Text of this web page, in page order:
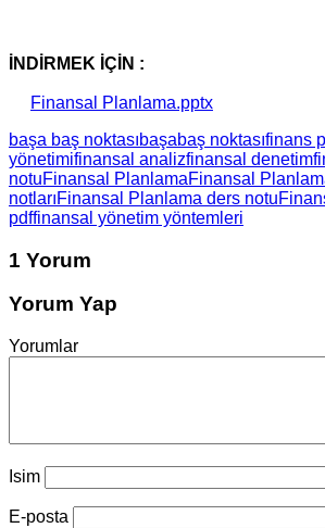
İNDİRMEK İÇİN :
Finansal Planlama.pptx
başa baş noktasıbaşabaş noktasıfinans
yönetimifinansal analizfinansal denetim
notuFinansal PlanlamaFinansal
notlarıFinansal Planlama ders notu
pdffinansal yönetim yöntemleri
1 Yorum
Yorum Yap
Yorumlar
Isim
E-posta